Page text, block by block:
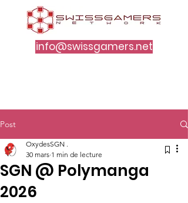
info@swissgamers.net
Post
SGN @ Polymanga
2026
OxydesSGN .
30 mars 1 min de lecture